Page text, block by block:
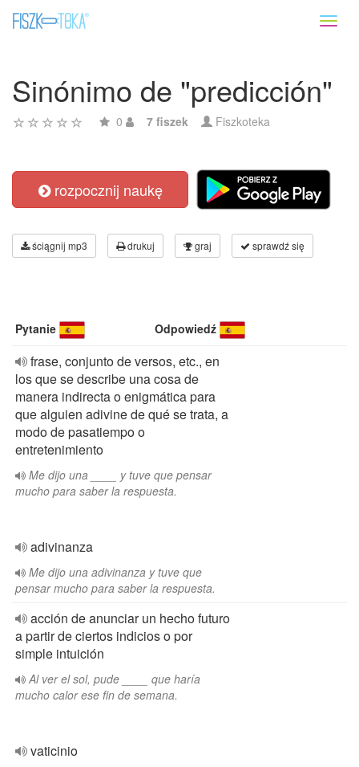
Sinónimo de "predicción"
0 7 fiszek Fiszkoteka
rozpocznij naukę
ściągnij mp3 drukuj graj sprawdź się
Pytanie Odpowiedź
frase, conjunto de versos, etc., en
los que se describe una cosa de
manera indirecta o enigmática para
que alguien adivine de qué se trata, a
modo de pasatiempo o
entretenimiento
Me dijo una ____ y tuve que pensar
mucho para saber la respuesta.
adivinanza
Me dijo una adivinanza y tuve que
pensar mucho para saber la respuesta.
acción de anunciar un hecho futuro
a partir de ciertos indicios o por
simple intuición
Al ver el sol, pude ____ que haría
mucho calor ese fin de semana.
vaticinio